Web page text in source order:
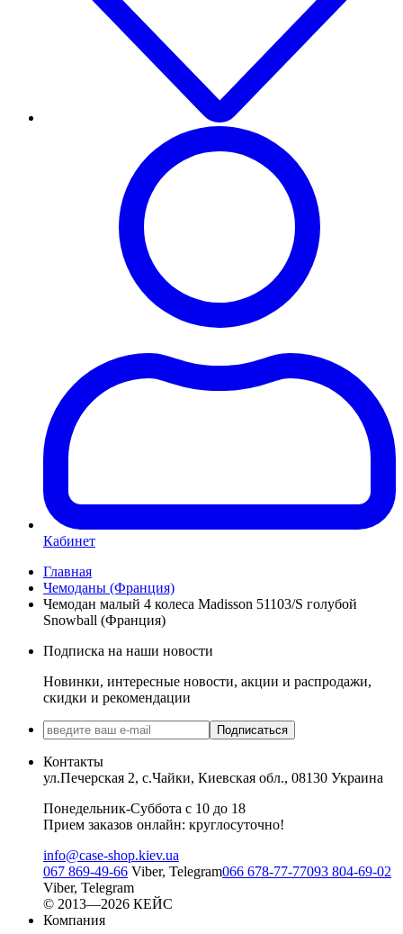
Кабинет
Главная
Чемоданы (Франция)
Чемодан малый 4 колеса Madisson 51103/S голубой
Snowball (Франция)
Подписка на наши новости
Новинки, интересные новости, акции и распродажи,
скидки и рекомендации
Подписаться
Контакты
ул.Печерская 2, с.Чайки, Киевская обл., 08130 Украина
Понедельник-Суббота с 10 до 18
Прием заказов онлайн: круглосуточно!
info@case-shop.kiev.ua
067 869-49-66 Viber, Telegram066 678-77-77093 804-69-02
Viber, Telegram
© 2013—2026 КЕЙС
Компания